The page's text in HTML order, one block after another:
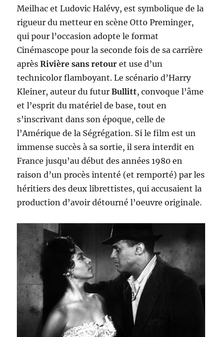
Meilhac et Ludovic Halévy, est symbolique de la
rigueur du metteur en scène Otto Preminger,
qui pour l’occasion adopte le format
Cinémascope pour la seconde fois de sa carrière
aprèsRivière sans retour et use d’un
technicolor flamboyant. Le scénario d’Harry
Kleiner, auteur du futurBullitt, convoque l’âme
et l’esprit du matériel de base, tout en
s’inscrivant dans son époque, celle de
l’Amérique de la Ségrégation. Si le film est un
immense succès à sa sortie, il sera interdit en
France jusqu’au début des années 1980 en
raison d’un procès intenté (et remporté) par les
héritiers des deux librettistes, qui accusaient la
production d’avoir détourné l’oeuvre originale.